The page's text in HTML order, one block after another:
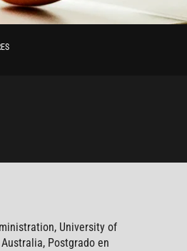
University of
Postgrado en